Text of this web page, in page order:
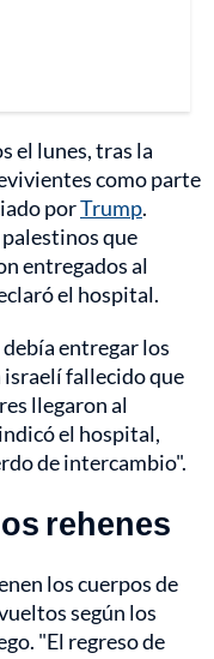
el lunes, tras la
como parte
porTrump.
que
entregados al
el hospital.
entregar los
israelí fallecido que
llegaron al
el hospital,
de intercambio".
rehenes
los cuerpos de
según los
"El regreso de